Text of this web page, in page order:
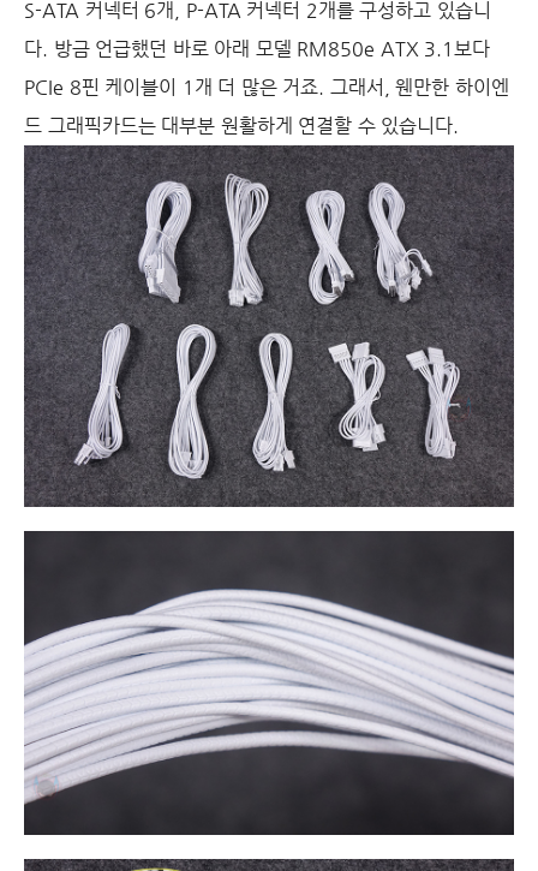
S-ATA 커넥터 6개, P-ATA 커넥터 2개를 구성하고 있습니
다. 방금 언급했던 바로 아래 모델 RM850e ATX 3.1보다
PCIe 8핀 케이블이 1개 더 많은 거죠. 그래서, 웬만한 하이엔
드 그래픽카드는 대부분 원활하게 연결할 수 있습니다.